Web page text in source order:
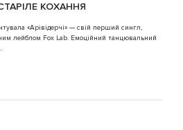
КОХАННЯ
«Арівідерчі» — свій перший сингл,
лейблом Fox Lab. Емоційний танцювальний